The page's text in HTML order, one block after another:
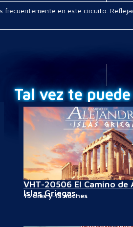
frecuentemente en este circuito.
Tal vez te
VHT-20506 El Camino de
Islas Griegas
15 días y 13 noches